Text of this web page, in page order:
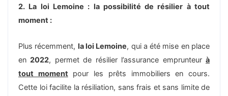
2. La loi Lemoine : la possibilité de résilier à tout
moment :
Plus récemment, la loi Lemoine, qui a été mise en place
en2022, permet de résilier l’assurance emprunteurà
tout moment pour les prêts immobiliers en cours.
Cette loi facilite la résiliation, sans frais et sans limite de